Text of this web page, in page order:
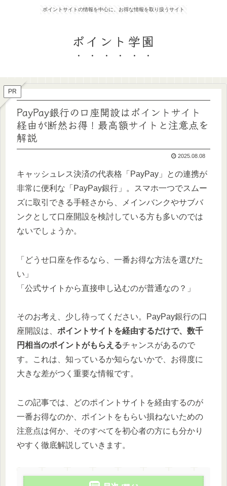
ポイントサイトの情報を中心に、お得な情報を取り扱うサイト
ポイント学園
PR
PayPay銀行の口座開設はポイントサイト
経由が断然お得！最高額サイトと注意点を
解説
2025.08.08
キャッシュレス決済の代表格「PayPay」との連携が
非常に便利な「PayPay銀行」。スマホ一つでスムー
ズに取引できる手軽さから、メインバンクやサブバ
ンクとして口座開設を検討している方も多いのでは
ないでしょうか。
「どうせ口座を作るなら、一番お得な方法を選びた
い」
「公式サイトから直接申し込むのが普通なの？」
そのお考え、少し待ってください。PayPay銀行の口
座開設は、 ポイントサイトを経由するだけで、数千
円相当のポイントがもらえるチャンスがあるので
す。これは、知っているか知らないかで、お得度に
大きな差がつく重要な情報です。
この記事では、どのポイントサイトを経由するのが
一番お得なのか、ポイントをもらい損ねないための
注意点は何か、そのすべてを初心者の方にも分かり
やすく徹底解説していきます。